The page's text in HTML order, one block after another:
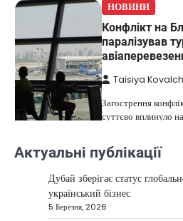
НОВИНИ
Конфлікт на
паралізував
Taisiya
Загострення
суттєво вплинуло
НОВИНИ
США не
удару по Ірану
переговорів
Актуальні публікації
Дубай зберігає статус
український бізнес
5 Березня, 2026